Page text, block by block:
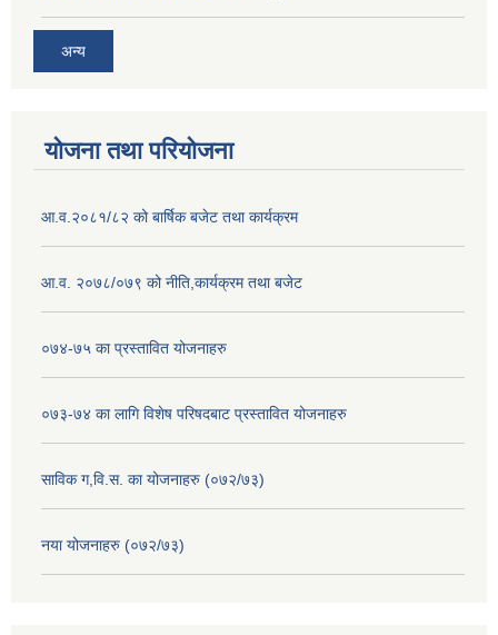
अन्य
योजना तथा परियोजना
आ.व.२०८१/८२ को बार्षिक बजेट तथा कार्यक्रम
आ.व. २०७८/०७९ को नीति,कार्यक्रम तथा बजेट
०७४-७५ का प्रस्तावित योजनाहरु
०७३-७४ का लागि विशेष परिषदबाट प्रस्तावित योजनाहरु
साविक ग,वि.स. का योजनाहरु (०७२/७३)
नया योजनाहरु (०७२/७३)